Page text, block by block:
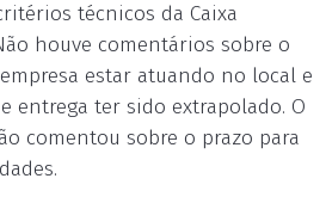
técnicos da Caixa
houve comentários sobre o
estar atuando no local e
entrega ter sido extrapolado. O
comentou sobre o prazo para